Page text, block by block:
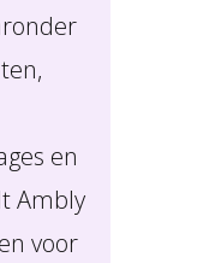
en
Ambly
voor